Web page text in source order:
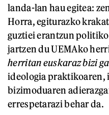
landa-lan hau egitea:
Horra, egiturazko
guztiei erantzun
jartzen du UEMAko
herritan euskaraz bizi
ideologia praktikoaren,
bizimoduaren
errespetarazi behar da.